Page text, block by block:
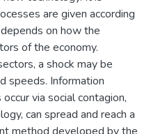
are given according
on how the
of the economy.
a shock may be
speeds. Information
via social contagion,
can spread and reach a